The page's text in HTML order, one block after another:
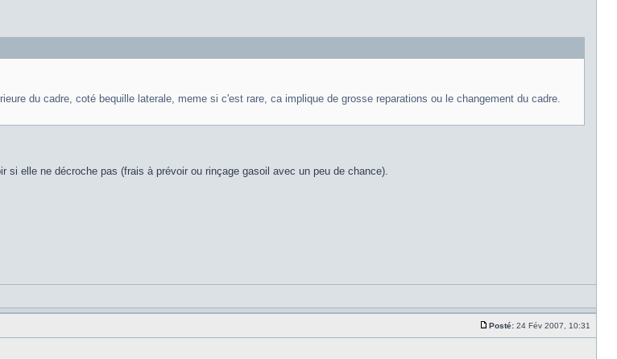
du cadre, coté bequille laterale, meme si c'est rare, ca implique de grosse reparations ou le changement du cadre.
si elle ne décroche pas (frais à prévoir ou rinçage gasoil avec un peu de chance).
Posté: 24 Fév 2007, 10:31